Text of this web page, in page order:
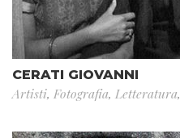
CERATI GIOVANNI
Artisti, Fotografia, Letteratura,